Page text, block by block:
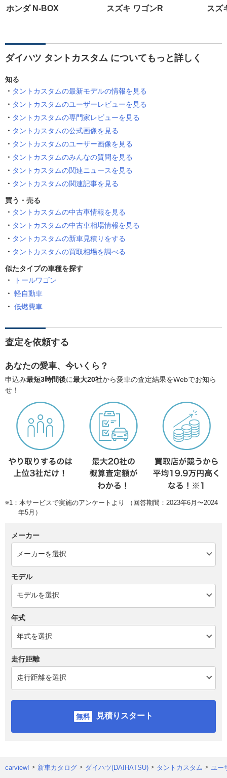
ホンダ N-BOX スズキ ワゴンR スズ
ダイハツ タントカスタム についてもっと詳しく
知る
タントカスタムの最新モデルの情報を見る
タントカスタムのユーザーレビューを見る
タントカスタムの専門家レビューを見る
タントカスタムの公式画像を見る
タントカスタムのユーザー画像を見る
タントカスタムのみんなの質問を見る
タントカスタムの関連ニュースを見る
タントカスタムの関連記事を見る
買う・売る
タントカスタムの中古車情報を見る
タントカスタムの中古車相場情報を見る
タントカスタムの新車見積りをする
タントカスタムの買取相場を調べる
似たタイプの車種を探す
トールワゴン
軽自動車
低燃費車
査定を依頼する
あなたの愛車、今いくら？
申込み最短3時間後に最大20社から愛車の査定結果をWebでお知ら
せ！
※1：本サービスで実施のアンケートより （回答期間：2023年6月〜2024
年5月）
メーカー
モデル
年式
走行距離
見積りスタート
carview! 新車カタログ ダイハツ(DAIHATSU) タントカスタム ユー